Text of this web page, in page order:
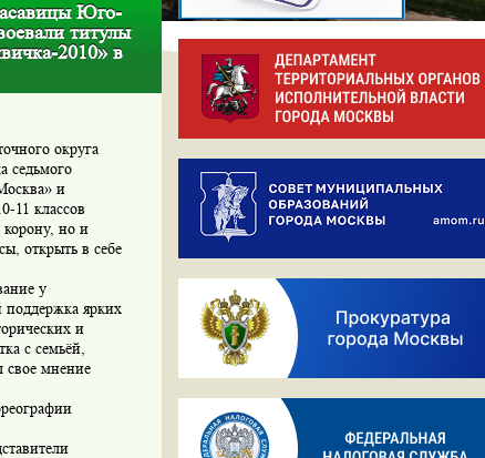
Юго-
титулы
2010» в
округа
седьмого
и
11 классов
корону, но и
открыть в себе
у
поддержка ярких
и
с семьёй,
свое мнение